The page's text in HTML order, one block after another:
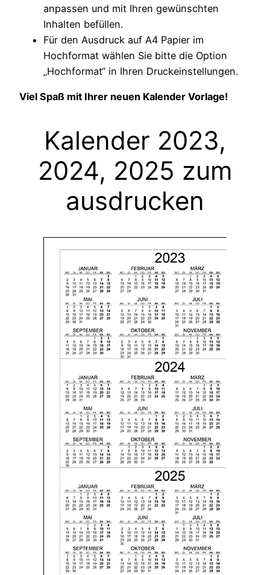
anpassen und mit Ihren gewünschten
Inhalten befüllen.
Für den Ausdruck auf A4 Papier im
Hochformat wählen Sie bitte die Option
„Hochformat“ in Ihren Druckeinstellungen.
Viel Spaß mit Ihrer neuen Kalender Vorlage!
Kalender 2023,
2024, 2025 zum
ausdrucken